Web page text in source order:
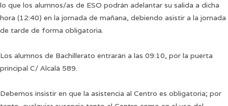
lo que los alumnos/as de ESO podrán adelantar su salida a dicha
hora (12:40) en la jornada de mañana, debiendo asistir a la jornada
de tarde de forma obligatoria.
Los alumnos de Bachillerato entrarán a las 09:10, por la puerta
principal C/ Alcalá 589.
Debemos insistir en que la asistencia al Centro es obligatoria; por